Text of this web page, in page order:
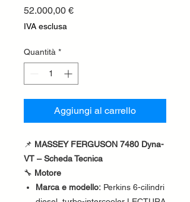
52.000,00 €Prezzo
IVA esclusa
Quantità *
Aggiungi al carrello
📌 MASSEY FERGUSON 7480 Dyna-
VT – Scheda Tecnica
🔧 Motore
Marca e modello: Perkins 6-cilindri